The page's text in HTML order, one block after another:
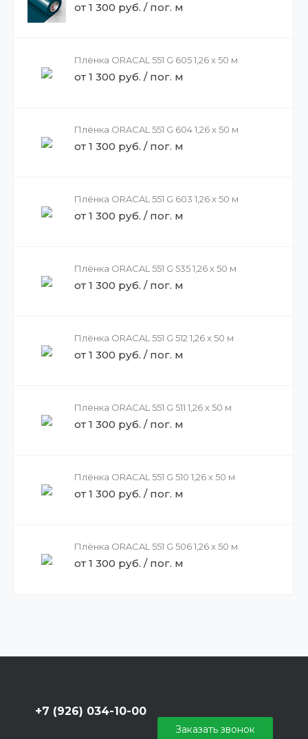
от 1 300 руб. / пог. м
Плёнка ORACAL 551 G 605 1,26 x 50 м
от 1 300 руб. / пог. м
Плёнка ORACAL 551 G 604 1,26 x 50 м
от 1 300 руб. / пог. м
Плёнка ORACAL 551 G 603 1,26 x 50 м
от 1 300 руб. / пог. м
Плёнка ORACAL 551 G 535 1,26 x 50 м
от 1 300 руб. / пог. м
Плёнка ORACAL 551 G 512 1,26 x 50 м
от 1 300 руб. / пог. м
Плёнка ORACAL 551 G 511 1,26 x 50 м
от 1 300 руб. / пог. м
Плёнка ORACAL 551 G 510 1,26 x 50 м
от 1 300 руб. / пог. м
Плёнка ORACAL 551 G 506 1,26 x 50 м
от 1 300 руб. / пог. м
+7 (926) 034-10-00
Заказать звонок